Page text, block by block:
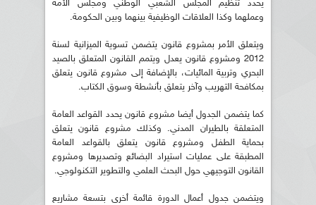
يحدد تنظيم المجلس الشعبي الوطني ومجلس الأمة
وعملهما وكذا العلاقات الوظيفية بينهما وبين الحكومة.
ويتعلق الأمر بمشروع قانون يتضمن تسوية الميزانية لسنة
2012 ومشروع قانون يعدل ويتمم القانون المتعلق بالصيد
البحري وتربية المائيات، بالإضافة إلى مشروع قانون يتعلق
بمكافحة التهريب وآخر يتعلق بأنشطة وسوق الكتاب.
كما يتضمن الجدول أيضا مشروع قانون يحدد القواعد العامة
المتعلقة بالطيران المدني. وكذلك مشروع قانون يتعلق
بحماية الطفل ومشروع قانون يتعلق بالقواعد العامة
المطبقة على عمليات استيراد البضائع وتصديرها ومشروع
القانون التوجيهي حول البحث العلمي والتطوير التكنولوجي.
ويتضمن جدول أعمال الدورة قائمة أخرى بتسعة مشاريع